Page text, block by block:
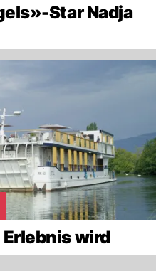
Star Nadja
Erlebnis wird